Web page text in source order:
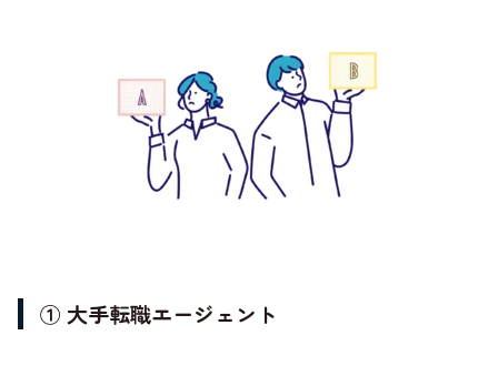
① 大手転職エージェント